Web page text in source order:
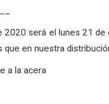
2020 será el lunes 21
en nuestra
a la acera